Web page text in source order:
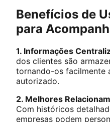
Benefícios de
para
1. Informações
dos clientes são
tornando-os facilmente
autorizado.
2. Melhores
Com históricos
empresas podem